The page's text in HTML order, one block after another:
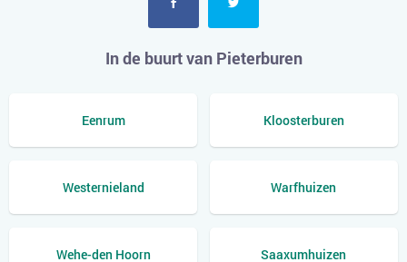
In de buurt van Pieterburen
Eenrum Kloosterburen
Westernieland Warfhuizen
Wehe-den Hoorn Saaxumhuizen